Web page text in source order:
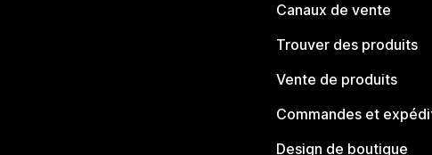
Canaux de vente
Trouver des produits
Vente de produits
Commandes et
Design de boutique